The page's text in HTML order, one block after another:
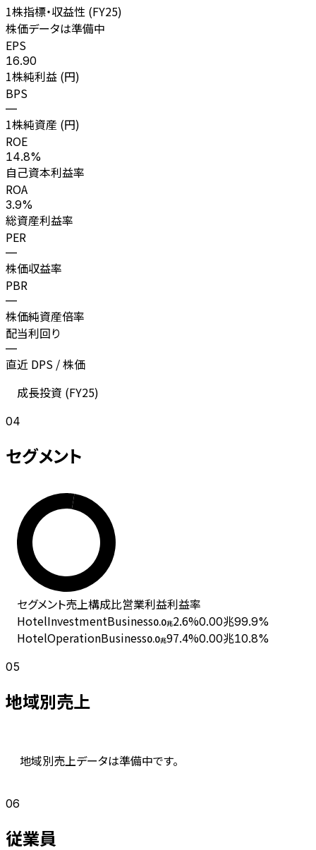
1株指標・収益性 (FY25)
株価データは準備中
EPS
16.90
1株純利益 (円)
BPS
—
1株純資産 (円)
ROE
14.8%
自己資本利益率
ROA
3.9%
総資産利益率
PER
—
株価収益率
PBR
—
株価純資産倍率
配当利回り
—
直近 DPS / 株価
成長投資 (FY25)
04
セグメント
セグメント売上構成比営業利益利益率
HotelInvestmentBusiness0.0兆2.6%0.00兆99.9%
HotelOperationBusiness0.0兆97.4%0.00兆10.8%
05
地域別売上
地域別売上データは準備中です。
06
従業員